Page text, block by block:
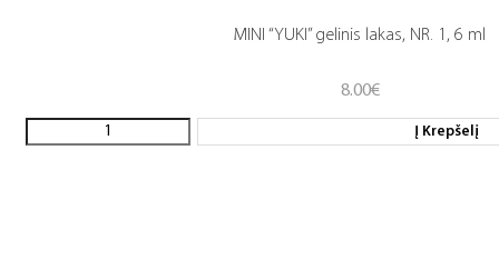
MINI “YUKI” gelinis lakas, NR. 1, 6 ml
8.00€
Į Krepšelį